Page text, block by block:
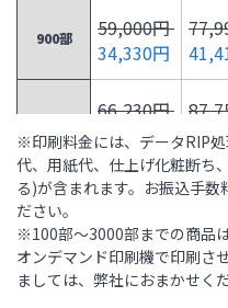
900部
59,000円
34,330円
1,000部
66,230円
36,110円
1,500部
73,060円
2,000部
79,890円
※印刷料金には、データRIP
代、用紙代、仕上げ化粧断ち
る)が含まれます。お振込手数
ださい。
※100部～3000部までの商品
オンデマンド印刷機で印刷さ
ましては、弊社におまかせくだ